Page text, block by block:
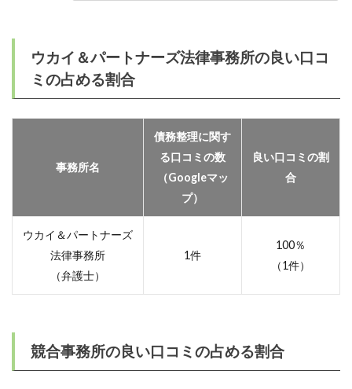
ウカイ＆パートナーズ法律事務所の良い口コ
ミの占める割合
事務所名
債務整理に関す
る口コミの数
（Googleマッ
プ）
良い口コミの割
合
ウカイ＆パートナーズ
法律事務所
（弁護士）
1件
100％
（1件）
競合事務所の良い口コミの占める割合